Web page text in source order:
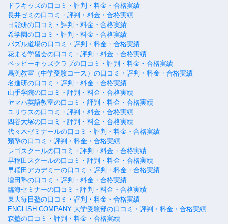
ドラキッズの口コミ・評判・料金・合格実績
長井ゼミの口コミ・評判・料金・合格実績
日能研の口コミ・評判・料金・合格実績
希学園の口コミ・評判・料金・合格実績
パズル道場の口コミ・評判・料金・合格実績
花まる学習会の口コミ・評判・料金・合格実績
ペッピーキッズクラブの口コミ・評判・料金・合格実績
馬渕教室（中学受験コース）の口コミ・評判・料金・合格実績
名進研の口コミ・評判・料金・合格実績
山手学院の口コミ・評判・料金・合格実績
ヤマハ英語教室の口コミ・評判・料金・合格実績
ユリウスの口コミ・評判・料金・合格実績
四谷大塚の口コミ・評判・料金・合格実績
代々木ゼミナールの口コミ・評判・料金・合格実績
類塾の口コミ・評判・料金・合格実績
レゴスクールの口コミ・評判・料金・合格実績
早稲田スクールの口コミ・評判・料金・合格実績
早稲田アカデミーの口コミ・評判・料金・合格実績
増田塾の口コミ・評判・料金・合格実績
臨海セミナーの口コミ・評判・料金・合格実績
東大毎日塾の口コミ・評判・料金・合格実績
ENGLISH COMPANY 大学受験部の口コミ・評判・料金・合格実績
森塾の口コミ・評判・料金・合格実績